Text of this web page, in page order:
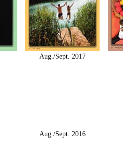
Aug./Sept. 2017
Aug./Sept. 2016